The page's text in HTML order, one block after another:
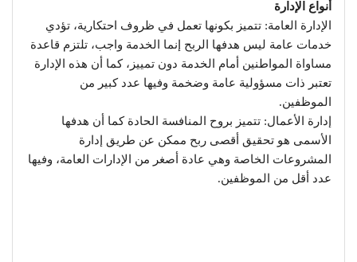
أنواع الإدارة
الإدارة العامة: تتميز بكونها تعمل في ظروف احتكارية، تؤدي
خدمات عامة ليس هدفها الربح إنما الخدمة واجب، تلتزم قاعدة
مساواة المواطنين أمام الخدمة دون تمييز، كما أن هذه الإدارة
تعتبر ذات مسؤولية عامة وضخمة وفيها عدد كبير من
الموظفين.
إدارة الأعمال: تتميز بروح المنافسة الحادة كما أن هدفها
الأسمى هو تحقيق أقصى ربح ممكن عن طريق إدارة
المشروعات الخاصة وهي عادة أصغر من الإدارات العامة، وفيها
عدد أقل من الموظفين.